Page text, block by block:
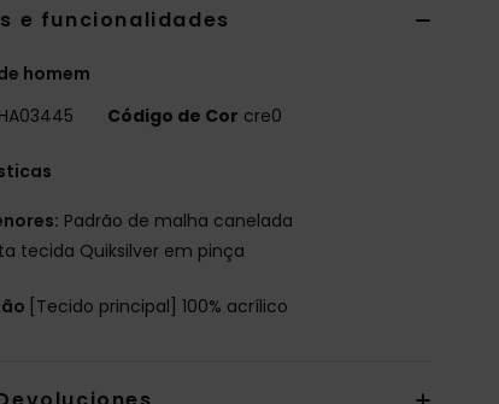
e funcionalidades
homem
Código de Cor cre0
Padrão de malha canelada
tecida Quiksilver em pinça
[Tecido principal] 100% acrílico